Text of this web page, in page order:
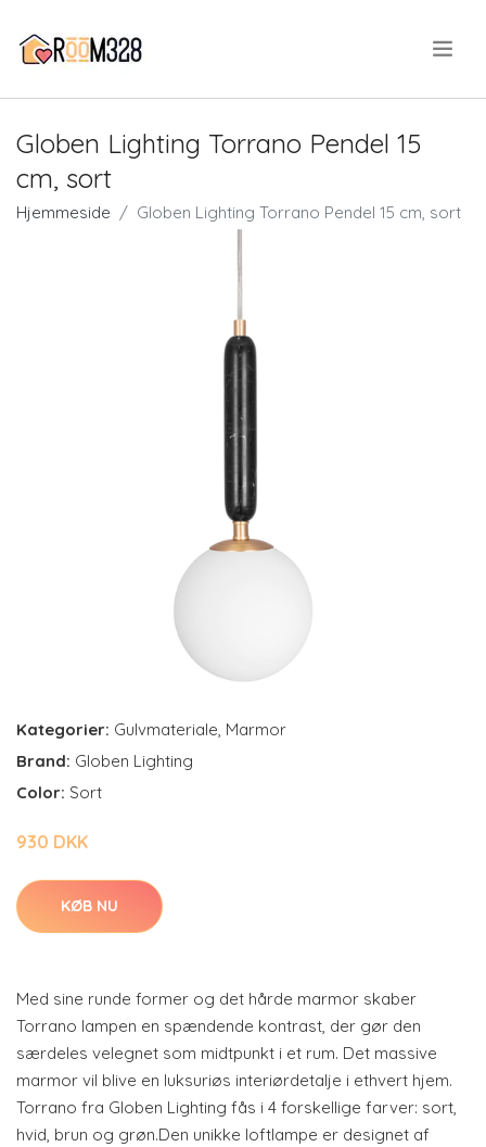
Globen Lighting Torrano Pendel 15
cm, sort
Hjemmeside Globen Lighting Torrano Pendel 15 cm, sort
Kategorier: Gulvmateriale, Marmor
Brand: Globen Lighting
Color: Sort
930 DKK
KØB NU
Med sine runde former og det hårde marmor skaber
Torrano lampen en spændende kontrast, der gør den
særdeles velegnet som midtpunkt i et rum. Det massive
marmor vil blive en luksuriøs interiørdetalje i ethvert hjem.
Torrano fra Globen Lighting fås i 4 forskellige farver: sort,
hvid, brun og grøn.Den unikke loftlampe er designet af